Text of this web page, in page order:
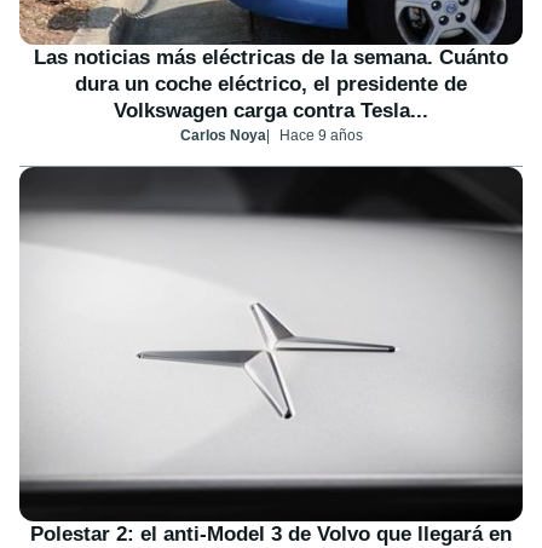
Las noticias más eléctricas de la semana. Cuánto
dura un coche eléctrico, el presidente de
Volkswagen carga contra Tesla...
Carlos Noya Hace 9 años
Polestar 2: el anti-Model 3 de Volvo que llegará en